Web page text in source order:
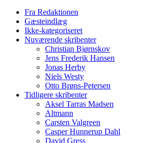
Fra Redaktionen
Gæsteindlæg
Ikke-kategoriseret
Nuværende skribenter
Christian Bjørnskov
Jens Frederik Hansen
Jonas Herby
Niels Westy
Otto Brøns-Petersen
Tidligere skribenter
Aksel Tarras Madsen
Altmann
Carsten Valgreen
Casper Hunnerup Dahl
David Gress